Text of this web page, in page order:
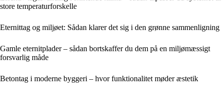
store temperaturforskelle
Eternittag og miljøet: Sådan klarer det sig i den grønne sammenligning
Gamle eternitplader – sådan bortskaffer du dem på en miljømæssigt
forsvarlig måde
Betontag i moderne byggeri – hvor funktionalitet møder æstetik